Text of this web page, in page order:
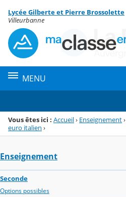
Menu de la rubrique
Contenu
Lycée Gilberte et Pierre Brossolette
Villeurbanne
MENU
Vous êtes ici : Accueil› Enseignement›
euro italien ›
Enseignement
Seconde
Options possibles